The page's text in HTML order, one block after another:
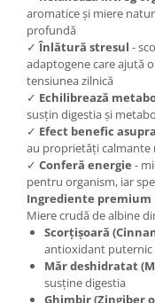
aromatice și miere
profundă
✓Înlătură stresul -
adaptogene care ajută
tensiunea zilnică
✓ Echilibrează
susțin digestia și
✓ Efect benefic
au proprietăți
✓ Conferă energie -
pentru organism, iar
Ingrediente premium
Miere crudă de albine
Scorțișoară
antioxidant puternic
Măr deshidratat
susține digestia
Ghimbir (Zingiber